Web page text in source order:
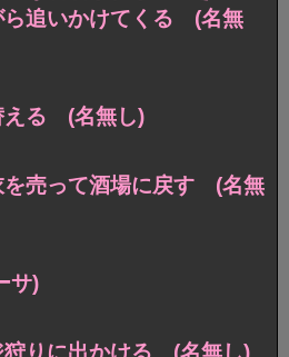
ら追いかけてくる (名無
える (名無し)
を売って酒場に戻す (名無
サ)
狩りに出かける (名無し)